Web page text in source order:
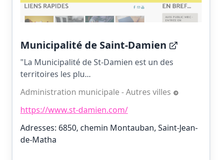
Municipalité de Saint-Damien
"La Municipalité de St-Damien est un des
territoires les plu...
Administration municipale - Autres villes
https://www.st-damien.com/
Adresses: 6850, chemin Montauban, Saint-Jean-
de-Matha